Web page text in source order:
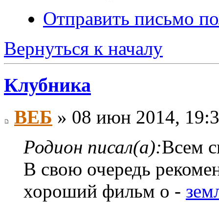
Отправить письмо
Вернуться к началу
Клубника
ВЕБ » 08 июн 2014,
Родион писал(а):Всем
В свою очередь
хороший фильм о -